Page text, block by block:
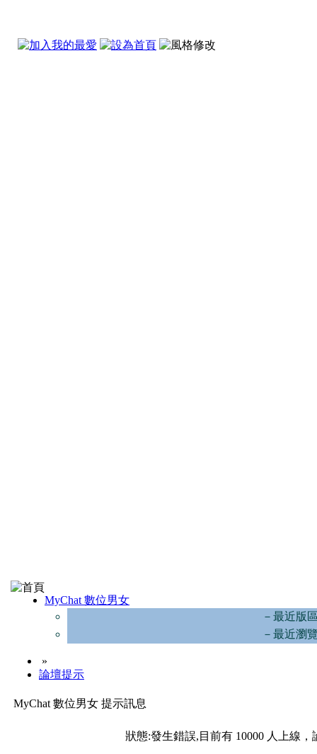
MyChat 數位男女
－最近版
－最近瀏
»
論壇提示
MyChat 數位男女 提示訊息
狀態:發生錯誤,目前有 10000 人上線